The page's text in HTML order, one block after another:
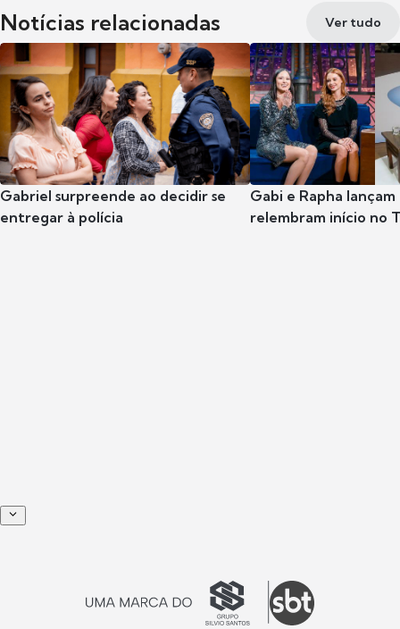
Notícias relacionadas Ver tudo
Gabriel surpreende ao decidir se
entregar à polícia
Gabi e Rapha
relembram início no